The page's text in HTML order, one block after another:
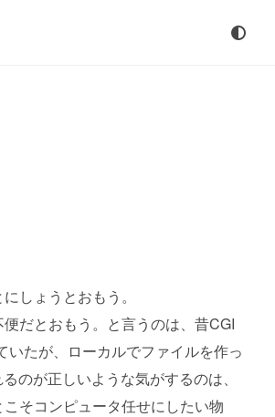
しょうとおもう。
だとおもう。と言うのは、昔CGI
たが、ローカルでファイルを作っ
のが正しいような気がするのは、
そコンピュータ任せにしたい物